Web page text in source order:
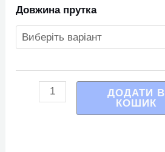
Довжина прутка
ДОДАТИ В
КОШИК